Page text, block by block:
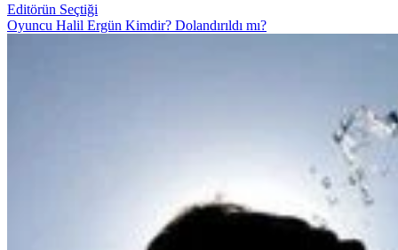
Editörün Seçtiği
Oyuncu Halil Ergün Kimdir? Dolandırıldı mı?